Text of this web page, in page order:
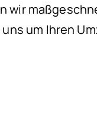
wir
um Ihren